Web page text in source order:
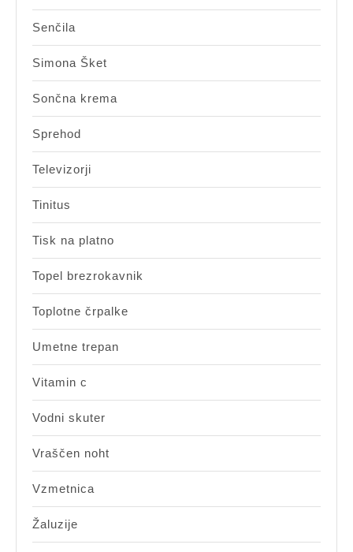
Senčila
Simona Šket
Sončna krema
Sprehod
Televizorji
Tinitus
Tisk na platno
Topel brezrokavnik
Toplotne črpalke
Umetne trepan
Vitamin c
Vodni skuter
Vraščen noht
Vzmetnica
Žaluzije